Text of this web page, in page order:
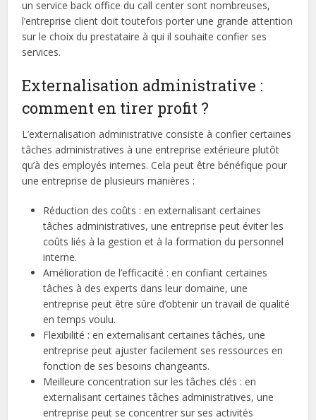
un service back office du call center sont nombreuses,
l’entreprise client doit toutefois porter une grande attention
sur le choix du prestataire à qui il souhaite confier ses
services.
Externalisation administrative :
comment en tirer profit ?
L’externalisation administrative consiste à confier certaines
tâches administratives à une entreprise extérieure plutôt
qu’à des employés internes. Cela peut être bénéfique pour
une entreprise de plusieurs manières :
Réduction des coûts : en externalisant certaines
tâches administratives, une entreprise peut éviter les
coûts liés à la gestion et à la formation du personnel
interne.
Amélioration de l’efficacité : en confiant certaines
tâches à des experts dans leur domaine, une
entreprise peut être sûre d’obtenir un travail de qualité
en temps voulu.
Flexibilité : en externalisant certaines tâches, une
entreprise peut ajuster facilement ses ressources en
fonction de ses besoins changeants.
Meilleure concentration sur les tâches clés : en
externalisant certaines tâches administratives, une
entreprise peut se concentrer sur ses activités